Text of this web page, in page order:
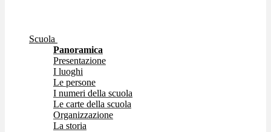
Scuola
Panoramica
Presentazione
I luoghi
Le persone
I numeri della scuola
Le carte della scuola
Organizzazione
La storia